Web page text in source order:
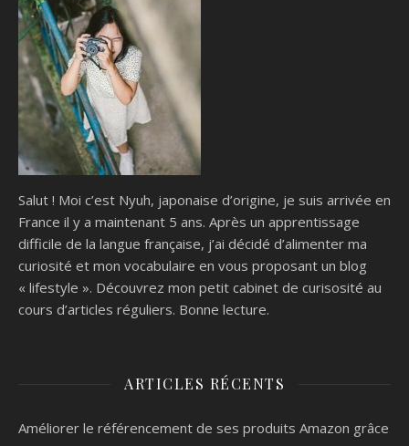
Salut ! Moi c’est Nyuh, japonaise d’origine, je suis arrivée en
France il y a maintenant 5 ans. Après un apprentissage
difficile de la langue française, j’ai décidé d’alimenter ma
curiosité et mon vocabulaire en vous proposant un blog
« lifestyle ». Découvrez mon petit cabinet de curisosité au
cours d’articles réguliers. Bonne lecture.
ARTICLES RÉCENTS
Améliorer le référencement de ses produits Amazon grâce